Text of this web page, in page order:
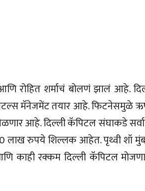
रोहित शर्माचं बोलणं झालं आहे.
मॅनेजमेंट तयार आहे. फिटनेसमुळे
आहे. दिल्ली कॅपिटल संघाकडे
लाख रुपये शिल्लक आहेत. पृथ्वी शॉ
काही रक्कम दिल्ली कॅपिटल